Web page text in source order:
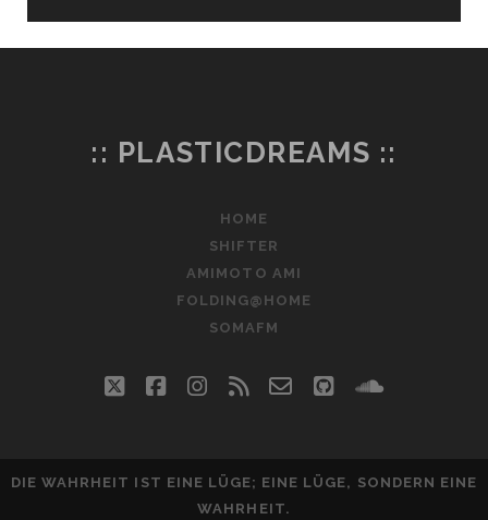
:: PLASTICDREAMS ::
HOME
SHIFTER
AMIMOTO AMI
FOLDING@HOME
SOMAFM
twitterfacebookinstagram
rss email-github
DIE WAHRHEIT IST EINE LÜGE; EINE LÜGE, SONDERN EINE
WAHRHEIT.